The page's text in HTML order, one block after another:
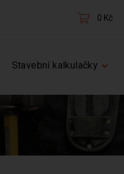
0 Kč
Stavební kalkulačky